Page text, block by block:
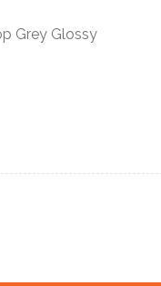
Grey Glossy